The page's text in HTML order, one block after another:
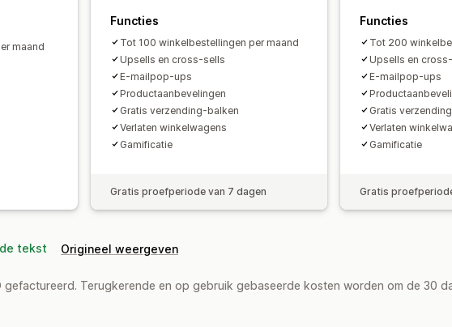
maand
Functies
Tot 100 winkelbestellingen per maand
Upsells en cross-sells
E-mailpop-ups
Productaanbevelingen
Gratis verzending-balken
Verlaten winkelwagens
Gamificatie
Gratis proefperiode van 7 dagen
Functies
Tot 200
Upsells en
E-mailpop-ups
Gratis
Verlaten
Gamificatie
Gratis
tekst Origineel weergeven
gefactureerd. Terugkerende en op gebruik gebaseerde kosten worden om de 30